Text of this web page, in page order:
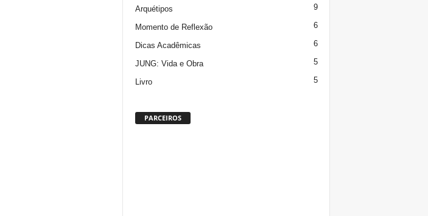
Arquétipos 9
Momento de Reflexão 6
Dicas Acadêmicas 6
JUNG: Vida e Obra 5
Livro 5
PARCEIROS